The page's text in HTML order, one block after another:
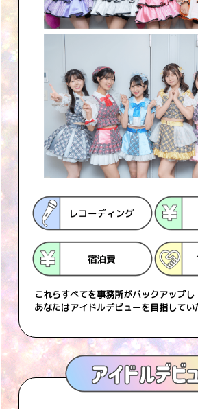
これらすべてを事務所がバックアップし
あなたはアイドルデビューを目指してい